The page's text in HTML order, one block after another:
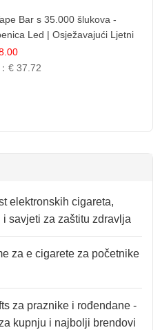
Bar s 35.000 šlukova -
Led | Osježavajući Ljetni
€ 37.72
elektronskih cigareta,
savjeti za zaštitu zdravlja
za e cigarete za početnike
za praznike i rođendane -
kupnju i najbolji brendovi